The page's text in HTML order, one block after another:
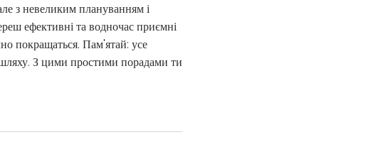
з невеликим плануванням і
ефективні та водночас приємні
покращаться. Пам'ятай: усе
шляху. З цими простими порадами ти